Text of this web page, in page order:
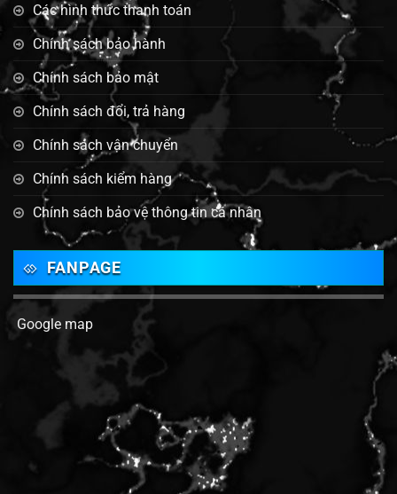
Các hình thức thanh toán
Chính sách bảo hành
Chính sách bảo mật
Chính sách đổi, trả hàng
Chính sách vận chuyển
Chính sách kiểm hàng
Chính sách bảo vệ thông tin cá nhân
FANPAGE
Google map